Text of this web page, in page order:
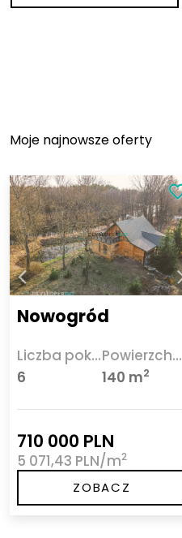
Moje najnowsze oferty
Nowogród
Liczba pokoi
6
Powierzchnia
140 m2
710 000 PLN
5 071,43 PLN/m2
ZOBACZ